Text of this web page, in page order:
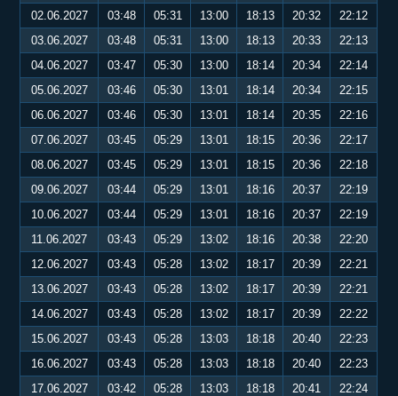
02.06.2027
03:48 05:31 13:00 18:13 20:32
22:12
03.06.2027
03:48 05:31 13:00 18:13 20:33
22:13
04.06.2027
03:47 05:30 13:00 18:14 20:34
22:14
05.06.2027
03:46 05:30 13:01 18:14 20:34
22:15
06.06.2027
03:46 05:30 13:01 18:14 20:35
22:16
07.06.2027
03:45 05:29 13:01 18:15 20:36
22:17
08.06.2027
03:45 05:29 13:01 18:15 20:36
22:18
09.06.2027
03:44 05:29 13:01 18:16 20:37
22:19
10.06.2027
03:44 05:29 13:01 18:16 20:37
22:19
11.06.2027
03:43 05:29 13:02 18:16 20:38
22:20
12.06.2027
03:43 05:28 13:02 18:17 20:39
22:21
13.06.2027
03:43 05:28 13:02 18:17 20:39
22:21
14.06.2027
03:43 05:28 13:02 18:17 20:39
22:22
15.06.2027
03:43 05:28 13:03 18:18 20:40
22:23
16.06.2027
03:43 05:28 13:03 18:18 20:40
22:23
17.06.2027
03:42 05:28 13:03 18:18 20:41
22:24